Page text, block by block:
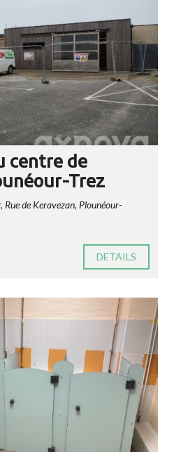
centre de
Trez
Rue de Keravezan, Plounéour-
DETAILS